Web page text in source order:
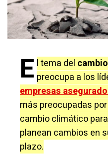
E l tema del
preocupa a los
empresas
más preocupadas
cambio climático
planean cambios en
plazo.